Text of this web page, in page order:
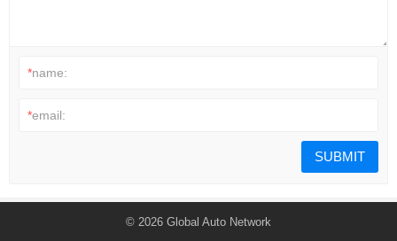
*name:
*email:
© 2026 Global Auto Network